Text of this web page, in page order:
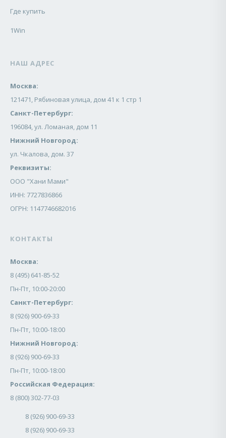
Где купить
1Win
НАШ АДРЕС
Москва:
121471, Рябиновая улица, дом 41 к 1 стр 1
Санкт-Петербург:
196084, ул. Ломаная, дом 11
Нижний Новгород:
ул. Чкалова, дом. 37
Реквизиты:
ООО "Хани Мами"
ИНН: 7727836866
ОГРН: 1147746682016
КОНТАКТЫ
Москва:
8 (495) 641-85-52
Пн-Пт, 10:00-20:00
Санкт-Петербург:
8 (926) 900-69-33
Пн-Пт, 10:00-18:00
Нижний Новгород:
8 (926) 900-69-33
Пн-Пт, 10:00-18:00
Российская Федерация:
8 (800) 302-77-03
8 (926) 900-69-33
8 (926) 900-69-33